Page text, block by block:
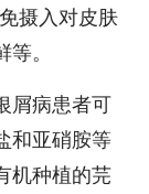
摄入对皮肤
。
屑病患者可
和亚硝胺等
机种植的芫